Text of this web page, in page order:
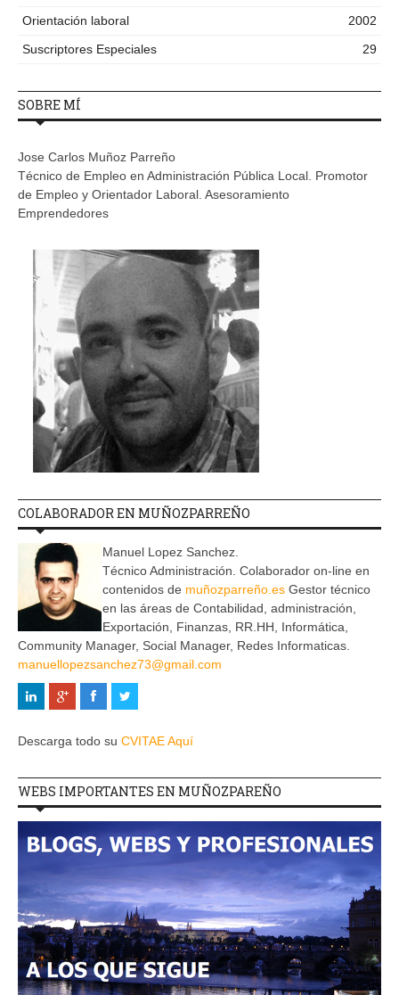
Orientación laboral
2002
Suscriptores Especiales
29
SOBRE MÍ
Jose Carlos Muñoz Parreño
Técnico de Empleo en Administración Pública Local. Promotor
de Empleo y Orientador Laboral. Asesoramiento
Emprendedores
COLABORADOR EN MUÑOZPARREÑO
Manuel Lopez Sanchez.
Técnico Administración. Colaborador on-line en
contenidos de muñozparreño.es Gestor técnico
en las áreas de Contabilidad, administración,
Exportación, Finanzas, RR.HH, Informática,
Community Manager, Social Manager, Redes Informaticas.
manuellopezsanchez73@gmail.com
Descarga todo su CVITAE Aquí
WEBS IMPORTANTES EN MUÑOZPAREÑO